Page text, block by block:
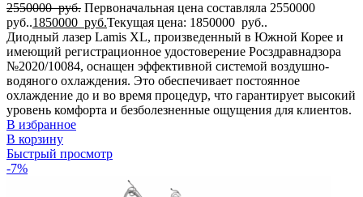
2550000руб. Первоначальная цена составляла 2550000
руб..1850000 руб.Текущая цена: 1850000 руб..
Диодный лазер Lamis XL, произведенный в Южной Корее и
имеющий регистрационное удостоверение Росздравнадзора
№2020/10084, оснащен эффективной системой воздушно-
водяного охлаждения. Это обеспечивает постоянное
охлаждение до и во время процедур, что гарантирует высокий
уровень комфорта и безболезненные ощущения для клиентов.
В избранное
В корзину
Быстрый просмотр
-7%